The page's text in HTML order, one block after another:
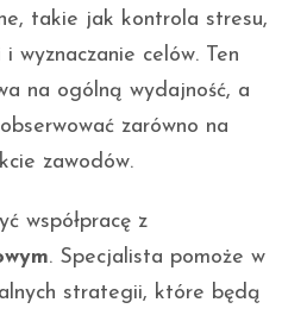
takie jak kontrola stresu,
wyznaczanie celów. Ten
na ogólną wydajność, a
zarówno na
zawodów.
współpracę z
. Specjalista pomoże w
strategii, które będą